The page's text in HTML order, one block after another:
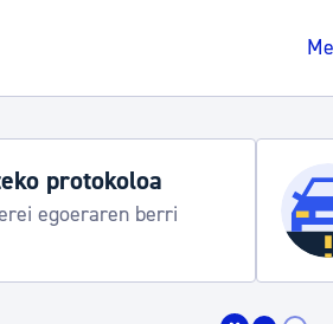
protokoloa
egoeraren berri